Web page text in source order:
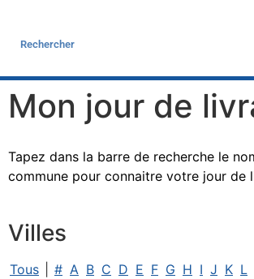
Mon jour de
Tapez dans la barre de recherche le
commune pour connaitre votre jour de
Villes
Tous # A B C D E F G H I J K L